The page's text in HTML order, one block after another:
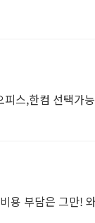
스,한컴 선택가능
용 부담은 그만!